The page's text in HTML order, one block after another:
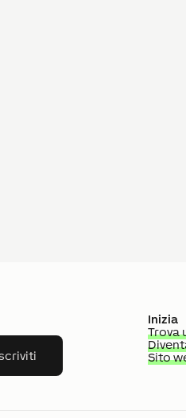
Inizia
Trova
Sito